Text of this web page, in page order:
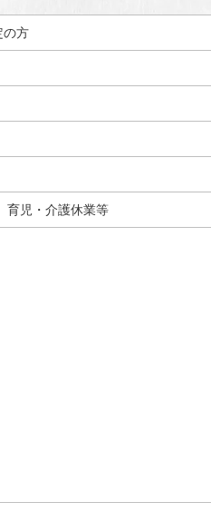
の方
育児・介護休業等